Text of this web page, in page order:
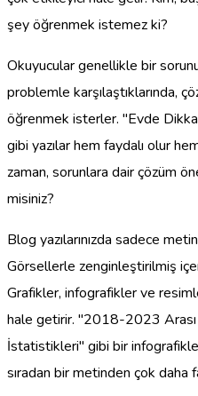
şey öğrenmek istemez ki?
Okuyucular genellikle bir
problemle karşılaştıklarında,
öğrenmek isterler. "Evde Dikkat
gibi yazılar hem faydalı olur
zaman, sorunlara dair çözüm
misiniz?
Blog yazılarınızda sadece
Görsellerle zenginleştirilmiş
Grafikler, infografikler ve
hale getirir. "2018-2023 Arası
İstatistikleri" gibi bir
sıradan bir metinden çok daha